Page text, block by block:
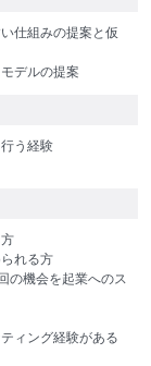
仕組みの提案と仮
デルの提案
う経験
れる方
の機会を起業へのス
ィング経験がある